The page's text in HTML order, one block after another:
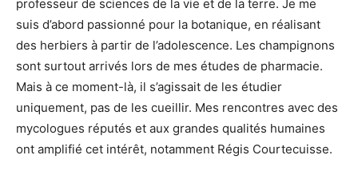
professeur de sciences de la vie et de la terre. Je me
suis d’abord passionné pour la botanique, en réalisant
des herbiers à partir de l’adolescence. Les champignons
sont surtout arrivés lors de mes études de pharmacie.
Mais à ce moment-là, il s’agissait de les étudier
uniquement, pas de les cueillir. Mes rencontres avec des
mycologues réputés et aux grandes qualités humaines
ont amplifié cet intérêt, notamment Régis Courtecuisse.